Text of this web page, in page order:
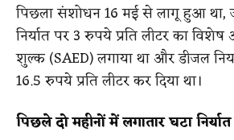
पिछला संशोधन 16 मई से लागू हुआ था,
निर्यात पर 3 रुपये प्रति लीटर का विशेष
शुल्क (SAED) लगाया था और डीजल
16.5 रुपये प्रति लीटर कर दिया था।
पिछले दो महीनों में लगातार घटा